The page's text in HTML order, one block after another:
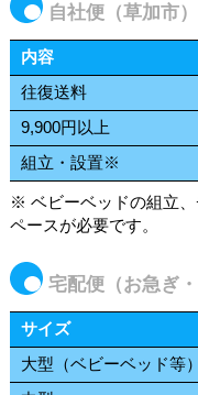
自社便（草加市）
内容
往復送料
9,900円以上
組立・設置※
※ ベビーベッドの組立
ペースが必要です。
宅配便（お急ぎ
サイズ
大型（ベビーベッド等）